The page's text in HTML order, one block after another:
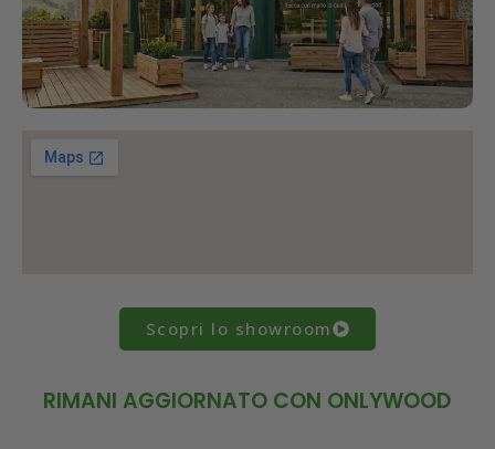
Scopri lo showroom
RIMANI AGGIORNATO CON ONLYWOOD